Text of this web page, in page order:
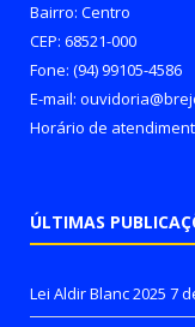
Bairro: Centro
CEP: 68521-000
Fone: (94) 99105-4586
E-mail:
Horário de
ÚLTIMAS
Lei Aldir Blanc 2025 7